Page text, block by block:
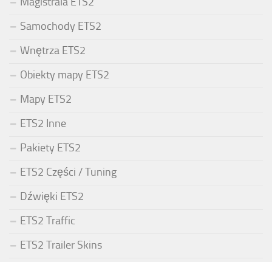
Samochody ETS2
Wnętrza ETS2
Obiekty mapy ETS2
Mapy ETS2
ETS2 Inne
Pakiety ETS2
ETS2 Części / Tuning
Dźwięki ETS2
ETS2 Traffic
ETS2 Trailer Skins